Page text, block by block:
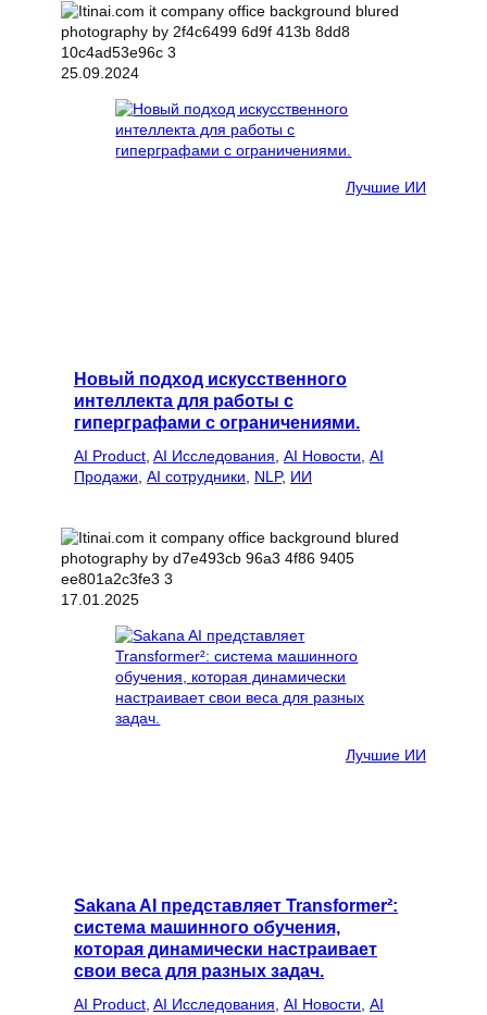
25.09.2024
Лучшие ИИ
Новый подход искусственного
интеллекта для работы с
гиперграфами с ограничениями.
AI Product AI Исследования AI Новости AI
Продажи AI сотрудники NLP, ИИ
17.01.2025
Лучшие ИИ
Sakana AI представляет Transformer²:
система машинного обучения,
которая динамически настраивает
свои веса для разных задач.
AI Product AI Исследования AI Новости AI